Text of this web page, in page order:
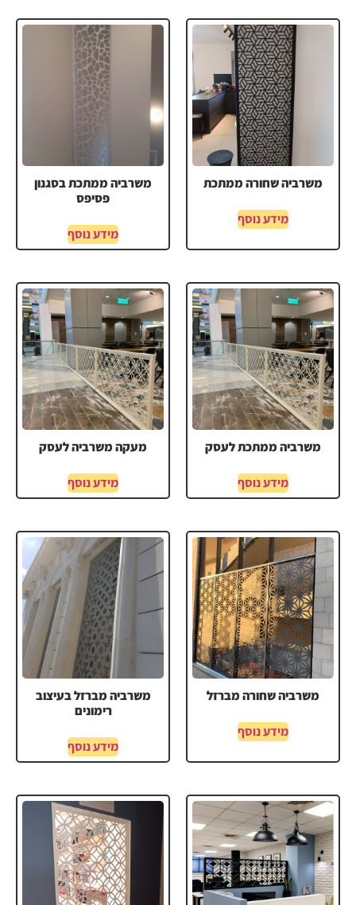
משרביה שחורה ממתכת
מידע נוסף
משרביה ממתכת בסגנון
פסיפס
מידע נוסף
משרביה ממתכת לעסק
מידע נוסף
מעקה משרביה לעסק
מידע נוסף
משרביה שחורה מברזל
מידע נוסף
משרביה מברזל בעיצוב
רימונים
מידע נוסף